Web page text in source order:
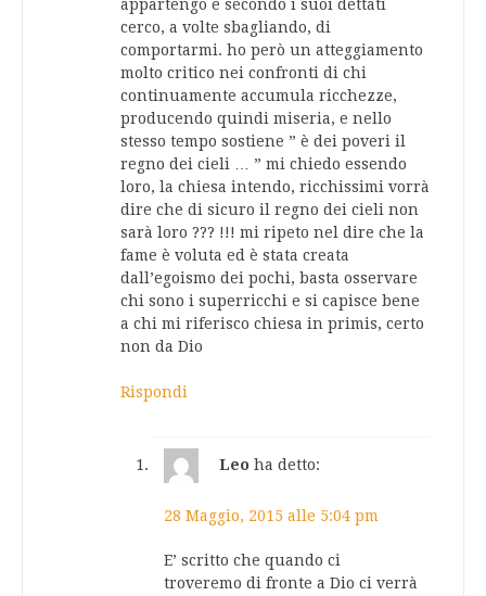
appartengo e secondo i suoi dettati
cerco, a volte sbagliando, di
comportarmi. ho però un atteggiamento
molto critico nei confronti di chi
continuamente accumula ricchezze,
producendo quindi miseria, e nello
stesso tempo sostiene ” è dei poveri il
regno dei cieli … ” mi chiedo essendo
loro, la chiesa intendo, ricchissimi vorrà
dire che di sicuro il regno dei cieli non
sarà loro ??? !!! mi ripeto nel dire che la
fame è voluta ed è stata creata
dall’egoismo dei pochi, basta osservare
chi sono i superricchi e si capisce bene
a chi mi riferisco chiesa in primis, certo
non da Dio
Rispondi
Leo ha detto:
28 Maggio, 2015 alle 5:04 pm
E’ scritto che quando ci
troveremo di fronte a Dio ci verrà